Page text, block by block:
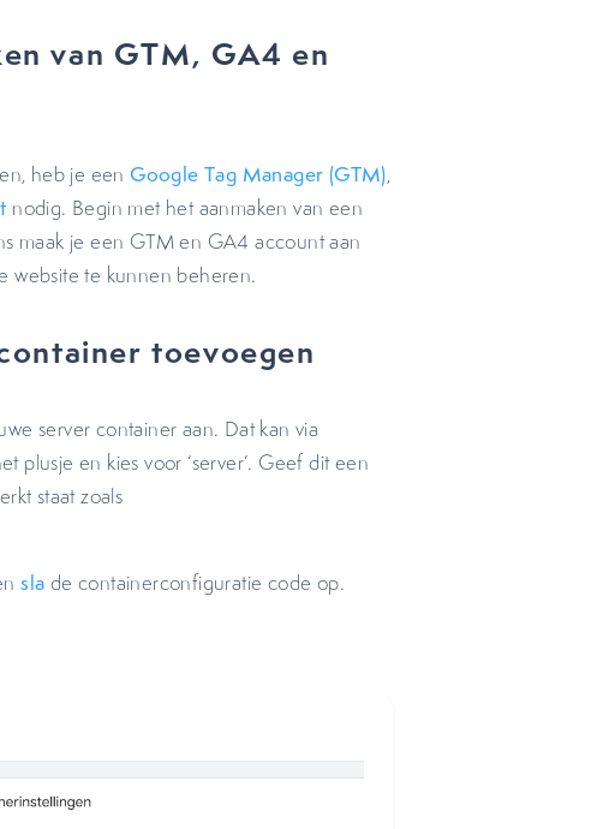
van GTM, GA4 en
heb je eenGoogle Tag Manager (GTM),
nodig. Begin met het aanmaken van een
maak je een GTM en GA4 account aan
website te kunnen beheren.
toevoegen
server container aan. Dat kan via
plusje en kies voor ‘server’. Geef dit een
staat zoals
sla de containerconfiguratie code op.